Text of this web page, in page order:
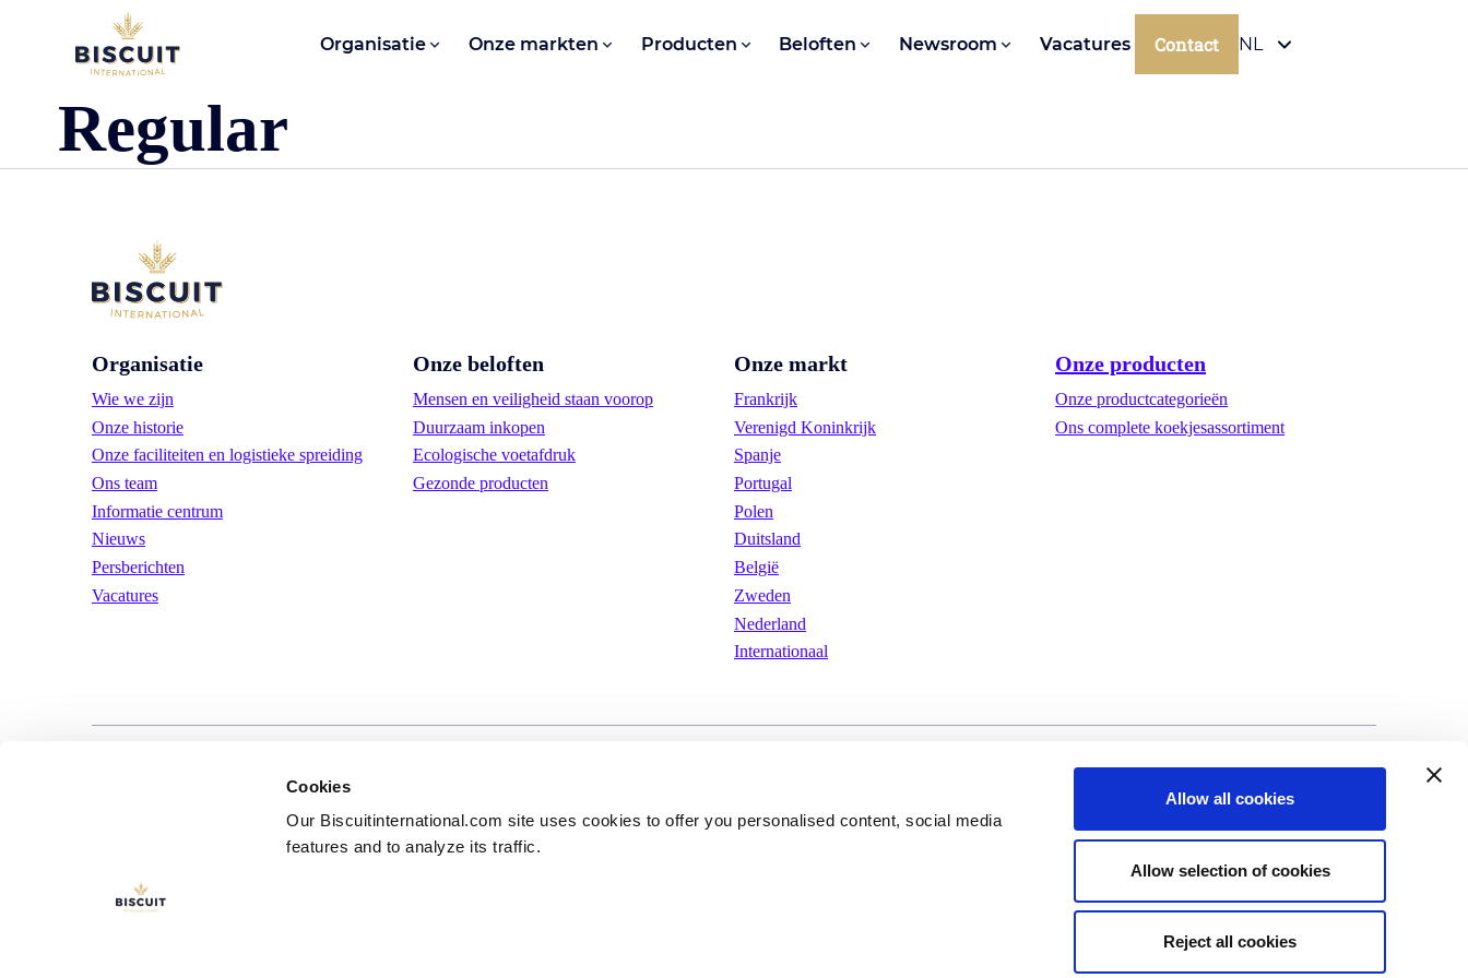
Cookies
Our Biscuitinternational.com site uses cookies to offer you personalised content, social media
features and to analyze its traffic.
Allow all cookies
Allow selection of cookies
Reject all cookies
Aller au contenu Organisatie Onze markten Producten Beloften Newsroom Vacatures Contact NL
Regular
Organisatie
Wie we zijn
Onze historie
Onze faciliteiten en logistieke spreiding
Ons team
Informatie centrum
Nieuws
Persberichten
Vacatures
Onze beloften
Mensen en veiligheid staan voorop
Duurzaam inkopen
Ecologische voetafdruk
Gezonde producten
Onze markt
Frankrijk
Verenigd Koninkrijk
Spanje
Portugal
Polen
Duitsland
België
Zweden
Nederland
Internationaal
Onze producten
Onze productcategorieën
Ons complete koekjesassortiment
©Biscuit International 2023